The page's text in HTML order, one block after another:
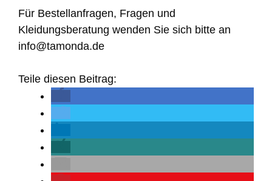
Für Bestellanfragen, Fragen und
Kleidungsberatung wenden Sie sich bitte an
info@tamonda.de
Teile diesen Beitrag: